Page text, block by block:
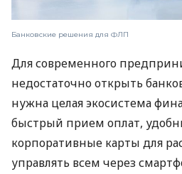
Банковские решения для ФЛП
Для современного
недостаточно открыть
нужна целая экосистема
быстрый прием оплат,
корпоративные карты для
управлять всем через